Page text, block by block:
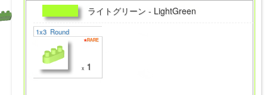
ライトグリーン - LightGreen
1x3 Round
x 1
★RARE
☆RARE